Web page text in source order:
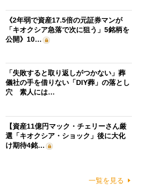
《2年弱で資産17.5倍の元証券マンが
「キオクシア急落で次に狙う」5銘柄を
公開》10…
「失敗すると取り返しがつかない」葬
儀社の手を借りない「DIY葬」の落とし
穴 素人には…
【資産11億円マック・チェリーさん厳
選「キオクシア・ショック」後に大化
け期待4銘…
一覧を見る